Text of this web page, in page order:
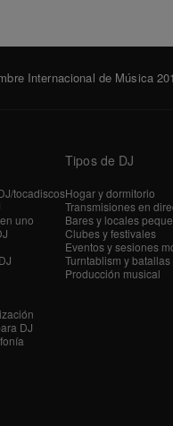
Internacional de Música
tocadiscos
uno
DJ
Tipos de DJ
Hogar y dormitorio
Transmisiones en
Bares y locales
Clubes y festivales
Eventos y sesiones
Turntablism y batallas
Producción musical